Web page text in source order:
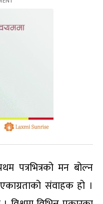
पत्रभित्रको मन बोल्न
एकाग्रताको संवाहक हो ।